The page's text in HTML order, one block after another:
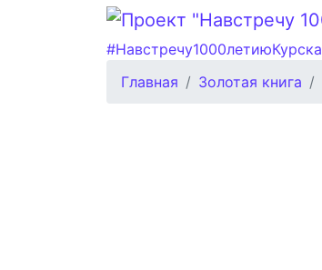
#Навстречу1000летиюКурска
Главная Золотая книга